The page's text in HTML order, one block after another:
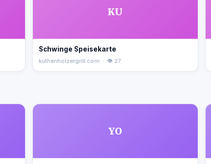
KU
Schwinge Speisekarte
kuthenholzergrill.com · 👁 27
YO